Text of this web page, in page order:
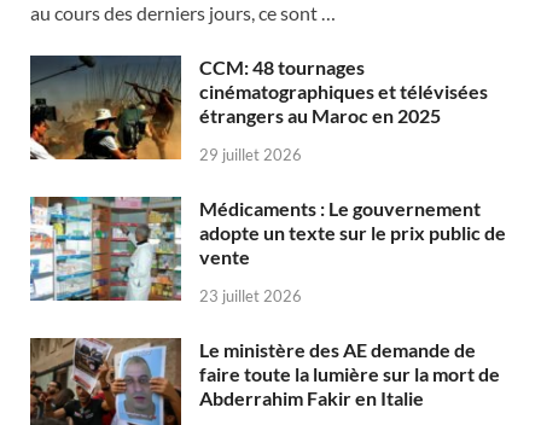
au cours des derniers jours, ce sont …
CCM: 48 tournages
cinématographiques et télévisées
étrangers au Maroc en 2025
29 juillet 2026
Médicaments : Le gouvernement
adopte un texte sur le prix public de
vente
23 juillet 2026
Le ministère des AE demande de
faire toute la lumière sur la mort de
Abderrahim Fakir en Italie